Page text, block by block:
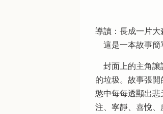
導讀：長成一片大
這是一本故事簡
封面上的主角讓
的垃圾。故事張
憨中每每透顯出
注、寧靜、喜悅